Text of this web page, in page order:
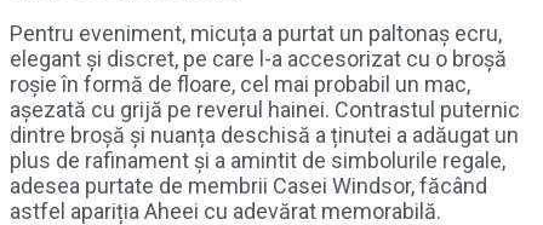
Pentru eveniment, micuța a purtat un paltonaș ecru,
elegant și discret, pe care l-a accesorizat cu o broșă
roșie în formă de floare, cel mai probabil un mac,
așezată cu grijă pe reverul hainei. Contrastul puternic
dintre broșă și nuanța deschisă a ținutei a adăugat un
plus de rafinament și a amintit de simbolurile regale,
adesea purtate de membrii Casei Windsor, făcând
astfel apariția Aheei cu adevărat memorabilă.